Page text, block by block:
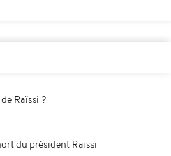
Raïssi ?
du président Raïssi